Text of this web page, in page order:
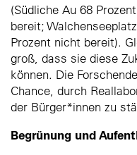
(Südliche Au 68
bereit;
Prozent nicht bereit).
groß, dass sie diese
können. Die
Chance, durch
der Bürger*innen zu
Begrünung und